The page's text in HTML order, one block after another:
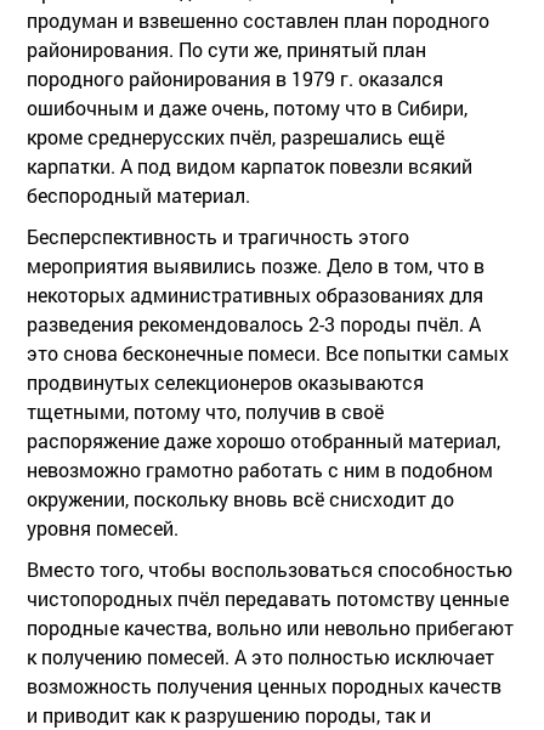
продуман и взвешенно составлен план породного
районирования. По сути же, принятый план
породного районирования в 1979 г. оказался
ошибочным и даже очень, потому что в Сибири,
кроме среднерусских пчёл, разрешались ещё
карпатки. А под видом карпаток повезли всякий
беспородный материал.
Бесперспективность и трагичность этого
мероприятия выявились позже. Дело в том, что в
некоторых административных образованиях для
разведения рекомендовалось 2-3 породы пчёл. А
это снова бесконечные помеси. Все попытки самых
продвинутых селекционеров оказываются
тщетными, потому что, получив в своё
распоряжение даже хорошо отобранный материал,
невозможно грамотно работать с ним в подобном
окружении, поскольку вновь всё снисходит до
уровня помесей.
Вместо того, чтобы воспользоваться способностью
чистопородных пчёл передавать потомству ценные
породные качества, вольно или невольно прибегают
к получению помесей. А это полностью исключает
возможность получения ценных породных качеств
и приводит как к разрушению породы, так и